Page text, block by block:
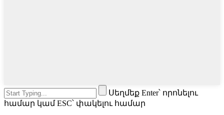
Սեղմեք Enter՝ որոնելու
համար կամ ESC՝ փակելու համար